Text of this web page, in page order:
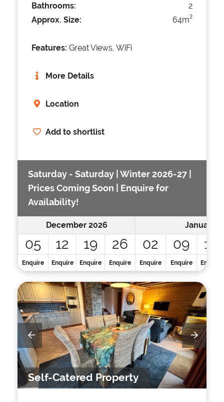
Bathrooms:
2
Approx. Size:
64m2
Features: Great Views, WiFi
More Details
Location
Add to shortlist
Saturday - Saturday | Winter 2026-27 |
Prices Coming Soon | Enquire for
Availability!
December 2026 January
05 12 19 26 02 09 16
Enquire Enquire Enquire Enquire Enquire Enquire Enquire
Self-Catered Property